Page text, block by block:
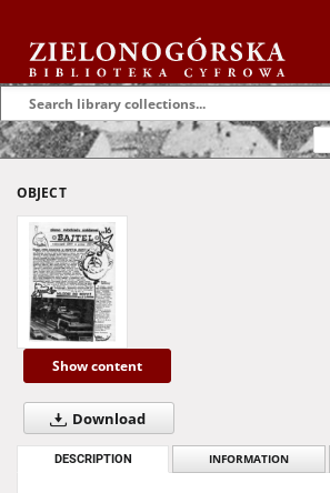
OBJECT
Show content
Download
DESCRIPTION INFORMATION